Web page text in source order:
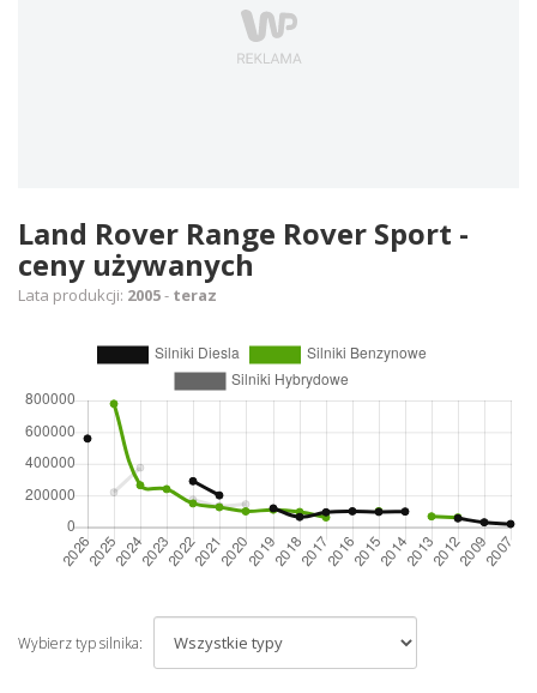
Land Rover Range Rover Sport -
ceny używanych
Lata produkcji: 2005- teraz
Wybierz typ silnika: